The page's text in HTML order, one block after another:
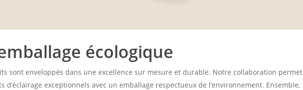
écologique
sont enveloppés dans une excellence sur mesure et durable. Notre collaboration permet
exceptionnels avec un emballage respectueux de l’environnement. Ensemble,